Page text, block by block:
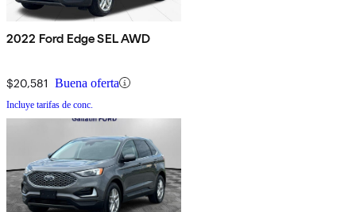
2022 Ford Edge SEL AWD
$20,581 Buena oferta
Incluye tarifas de conc.